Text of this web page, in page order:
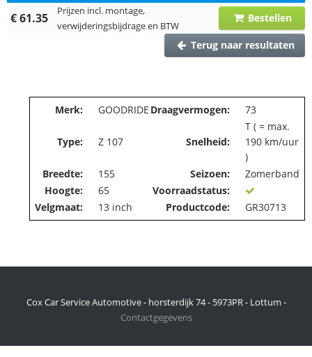
€ 61.35
Prijzen incl. montage,
verwijderingsbijdrage en BTW
Bestellen
Terug naar resultaten
Merk: GOODRIDE Draagvermogen: 73
Type: Z 107 Snelheid:
T ( = max.
190 km/uur
)
Breedte:
155 Seizoen:
Zomerband
Hoogte:
65
Voorraadstatus:
Velgmaat:
13 inch Productcode: GR30713
Cox Car Service Automotive - horsterdijk 74 - 5973PR - Lottum -
Contactgegevens